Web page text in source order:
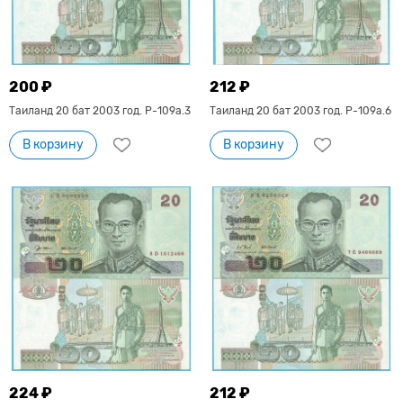
200 ₽
Таиланд 20 бат 2003 год. P-109a.3
В корзину
212 ₽
Таиланд 20 бат 2003 год. P-109a.6
В корзину
224 ₽ 212 ₽